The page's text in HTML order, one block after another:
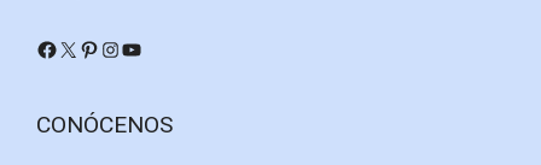
Facebook
X Pinterest
Instagram
YouTube
CONÓCENOS